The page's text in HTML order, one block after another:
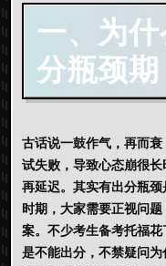
一、为
分瓶颈期
古话说一鼓作气，再而
试失败，导致心态崩很
再延迟。其实有出分瓶
时期，大家需要正视问
案。不少考生备考托福
是不能出分，不禁疑问